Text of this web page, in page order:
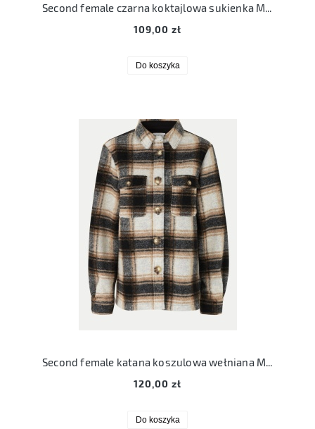
Second female czarna koktajlowa sukienka M 38 new chariston dress pióra
109,00 zł
Do koszyka
Second female katana koszulowa wełniana M 38 amber shirt jacket
120,00 zł
Do koszyka